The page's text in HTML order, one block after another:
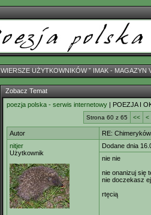
WIERSZE UŻYTKOWNIKÓWˇ IMAK - MAGAZYN
Zobacz Temat
poezja polska - serwis internetowy | POEZJA I
Strona 60 z 65 << <
Autor
RE:
nitjer
Użytkownik
Dodane dnia
nie nie
nie onanizuj się
nie doczekasz
rtęcią